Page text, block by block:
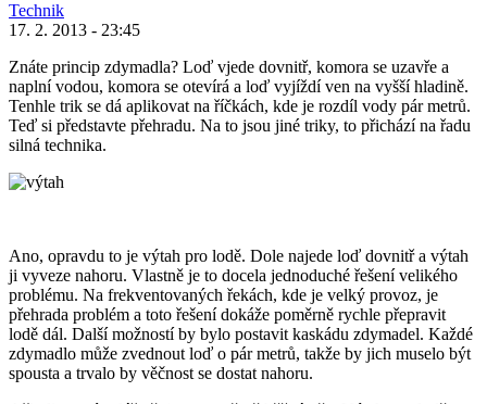
Technik
17. 2. 2013 - 23:45
Znáte princip zdymadla? Loď vjede dovnitř, komora se uzavře a
naplní vodou, komora se otevírá a loď vyjíždí ven na vyšší hladině.
Tenhle trik se dá aplikovat na říčkách, kde je rozdíl vody pár metrů.
Teď si představte přehradu. Na to jsou jiné triky, to přichází na řadu
silná technika.
Ano, opravdu to je výtah pro lodě. Dole najede loď dovnitř a výtah
ji vyveze nahoru. Vlastně je to docela jednoduché řešení velikého
problému. Na frekventovaných řekách, kde je velký provoz, je
přehrada problém a toto řešení dokáže poměrně rychle přepravit
lodě dál. Další možností by bylo postavit kaskádu zdymadel. Každé
zdymadlo může zvednout loď o pár metrů, takže by jich muselo být
spousta a trvalo by věčnost se dostat nahoru.